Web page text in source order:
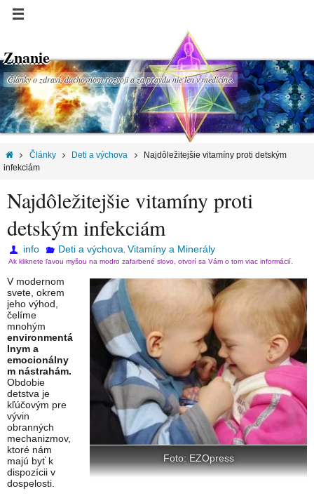
Znanie
Články o zdraví, duchovnom rozvoji a za pravdu nie len v medicíne.
Články Deti a výchova
Najdôležitejšie vitamíny proti detským
infekciám
Najdôležitejšie vitamíny proti
detským infekciám
info Deti a výchova Vitamíny a Minerály
Ak kliknete ľavou myšou na modro zafarbené slovo, otvorí sa Vám o tom viac informácií.
Foto: EZOpress
V modernom
svete, okrem
jeho výhod,
čelíme
mnohým
environmentá
lnym a
emocionálny
m nástrahám.
Obdobie
detstva je
kľúčovým pre
vývin
obranných
mechanizmov,
ktoré nám
majú byť k
dispozícii v
dospelosti.